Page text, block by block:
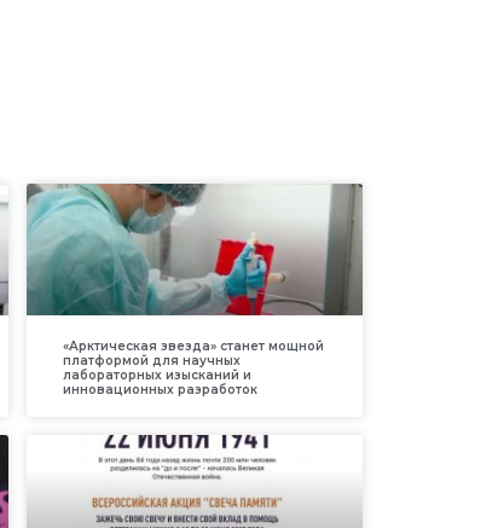
«Арктическая звезда» станет мощной
платформой для научных
лабораторных изысканий и
инновационных разработок